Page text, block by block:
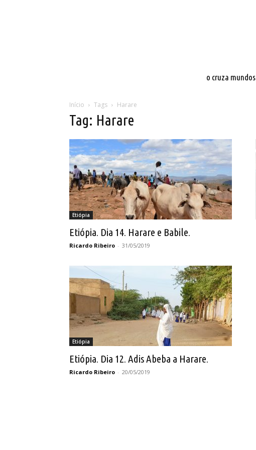
o cruza mundos
Início Tags Harare
Tag: Harare
Etiópia
Etiópia. Dia 14. Harare e Babile.
Ricardo Ribeiro - 31/05/2019
Etiópia
Etiópia. Dia 12. Adis Abeba a Harare.
Ricardo Ribeiro - 20/05/2019